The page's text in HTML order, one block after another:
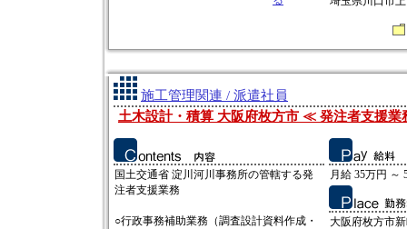
施工管理関連 / 派遣社員
土木設計・積算 大阪府枚方市 ≪ 発注者支援
国土交通省 淀川河川事務所の管轄する発
注者支援業務
○行政事務補助業務（調査設計資料作成・
月給 35万円 ～
大阪府枚方市